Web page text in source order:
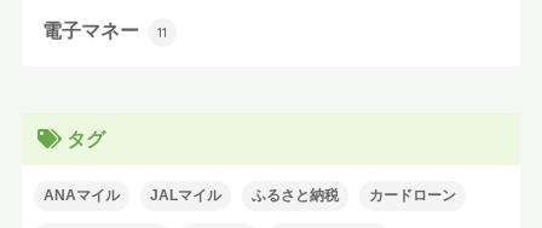
電子マネー 11
タグ
ANAマイル JALマイル ふるさと納税 カードローン